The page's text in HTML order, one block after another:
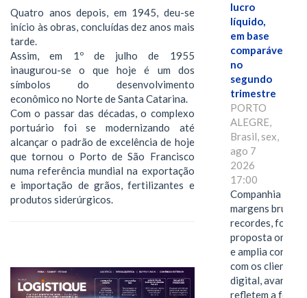
Quatro anos depois, em 1945, deu-se
início às obras, concluídas dez anos mais
tarde.
Assim, em 1º de julho de 1955
inaugurou-se o que hoje é um dos
símbolos do desenvolvimento
econômico no Norte de Santa Catarina.
Com o passar das décadas, o complexo
portuário foi se modernizando até
alcançar o padrão de excelência de hoje
que tornou o Porto de São Francisco
numa referência mundial na exportação
e importação de grãos, fertilizantes e
produtos siderúrgicos.
lucro
líquido,
em base
comparável,
no
segundo
trimestre
PORTO
ALEGRE,
Brasil, sex,
ago 7
2026
17:00
Companhia
margens brutas
recordes,
proposta
e amplia
com os clientes
digital, avanços
refletem a força